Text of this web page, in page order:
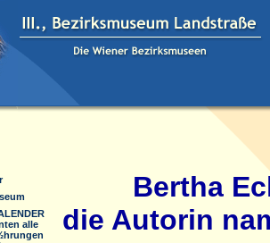
alle
Bertha
die Autorin